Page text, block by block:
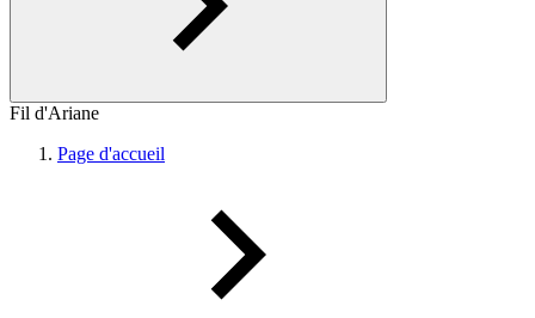
Fil d'Ariane
Page d'accueil